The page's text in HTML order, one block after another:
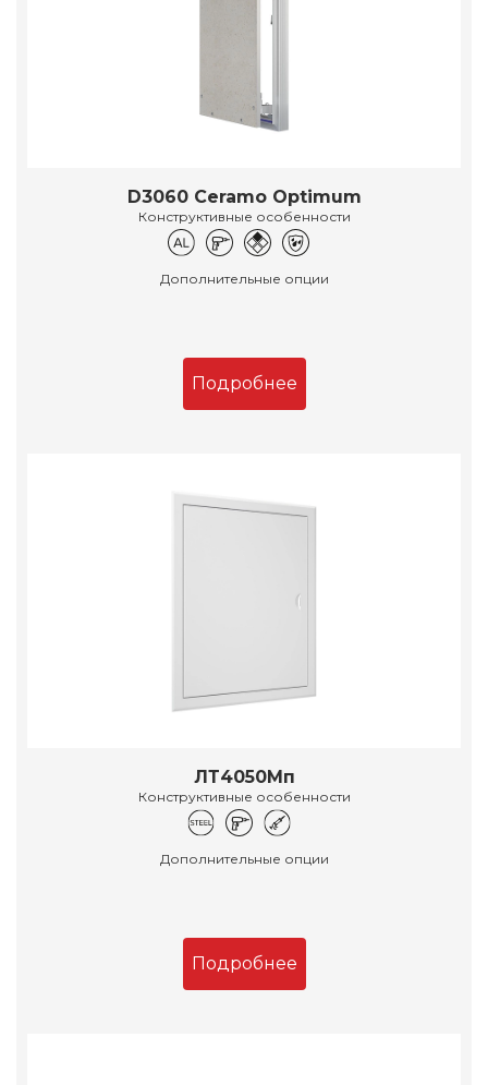
D3060 Ceramo Optimum
Конструктивные особенности
Дополнительные опции
Подробнее
ЛТ4050Мп
Конструктивные особенности
Дополнительные опции
Подробнее